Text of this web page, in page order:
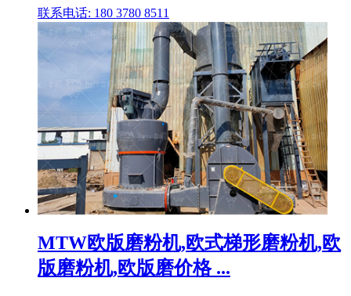
联系电话: 180 3780 8511
MTW欧版磨粉机,欧式梯形磨粉机,欧
版磨粉机,欧版磨价格 ...